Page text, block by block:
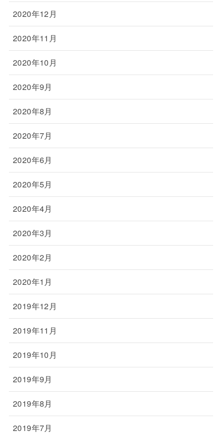
2020年12月
2020年11月
2020年10月
2020年9月
2020年8月
2020年7月
2020年6月
2020年5月
2020年4月
2020年3月
2020年2月
2020年1月
2019年12月
2019年11月
2019年10月
2019年9月
2019年8月
2019年7月